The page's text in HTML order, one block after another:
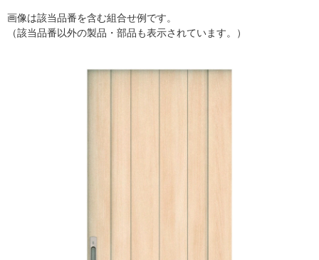
画像は該当品番を含む組合せ例です。
（該当品番以外の製品・部品も表示されています。）